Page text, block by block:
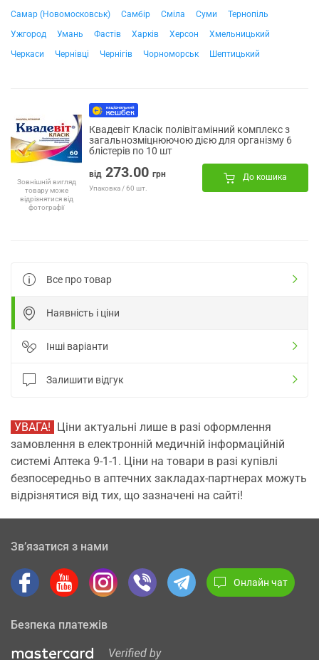
Самар (Новомосковськ)
Самбір Сміла Суми
Тернопіль
Ужгород
Умань Фастів Харків Херсон
Хмельницький
Черкаси
Чернівці Чернігів Чорноморськ Шептицький
Зовнішній вигляд
товару може
відрізнятися від
фотографії
Квадевіт Класік полівітамінний комплекс з
загальнозміцнюючою дією для організму 6
блістерів по 10 шт
від 273.00 грн
Упаковка / 60 шт.
До кошика
Все про товар
Наявність і ціни
Інші варіанти
Залишити відгук
УВАГА! Ціни актуальні лише в разі оформлення
замовлення в електронній медичній інформаційній
системі Аптека 9-1-1. Ціни на товари в разі купівлі
безпосередньо в аптечних закладах-партнерах можуть
відрізнятися від тих, що зазначені на сайті!
Зв’язатися з нами
Онлайн чат
Безпека платежів